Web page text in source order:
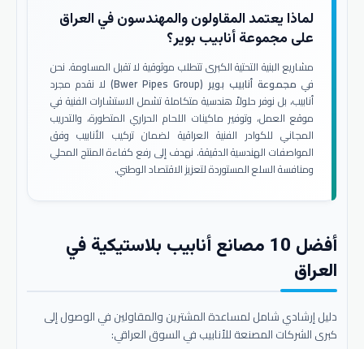
لماذا يعتمد المقاولون والمهندسون في العراق
على مجموعة أنابيب بوير؟
مشاريع البنية التحتية الكبرى تتطلب موثوقية لا تقبل المساومة. نحن
في مجموعة أنابيب بوير (Bwer Pipes Group)
لا نقدم مجرد
أنابيب، بل نوفر حلولاً هندسية متكاملة تشمل الاستشارات الفنية في
موقع العمل، وتوفير ماكينات اللحام الحراري المتطورة، والتدريب
المجاني للكوادر الفنية العراقية لضمان تركيب الأنابيب وفق
المواصفات الهندسية الدقيقة. نهدف إلى رفع كفاءة المنتج المحلي
ومنافسة السلع المستوردة لتعزيز الاقتصاد الوطني.
أفضل 10 مصانع أنابيب بلاستيكية في
العراق
دليل إرشادي شامل لمساعدة المشترين والمقاولين في الوصول إلى
كبرى الشركات المصنعة للأنابيب في السوق العراقي: